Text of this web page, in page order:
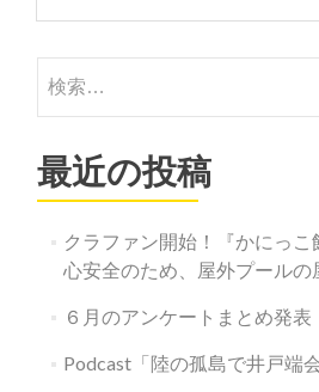
索:
最近の投稿
クラファン開始！『かにっ
心安全のため、屋外プールの
６月のアンケートまとめ発表
Podcast「陸の孤島で井戸端